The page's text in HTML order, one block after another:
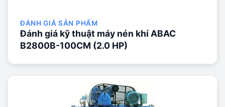
ĐÁNH GIÁ SẢN PHẨM
Đánh giá kỹ thuật máy nén khí ABAC
B2800B-100CM (2.0 HP)